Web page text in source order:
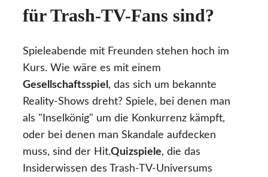
für Trash-TV-Fans sind?
Spieleabende mit Freunden stehen hoch im
Kurs. Wie wäre es mit einem
Gesellschaftsspiel , das sich um bekannte
Reality-Shows dreht? Spiele, bei denen man
als "Inselkönig" um die Konkurrenz kämpft,
oder bei denen man Skandale aufdecken
muss, sind der Hit.Quizspiele, die das
Insiderwissen des Trash-TV-Universums